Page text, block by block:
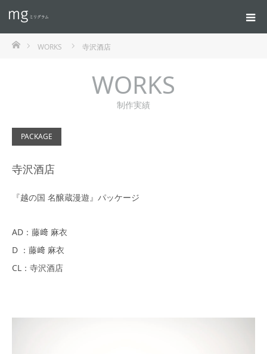
ホームWORKS 寺沢酒店
WORKS
制作実績
PACKAGE
寺沢酒店
『越の国 名醸蔵漫遊』パッケージ
AD：藤﨑 麻衣
D ：藤﨑 麻衣
CL：寺沢酒店